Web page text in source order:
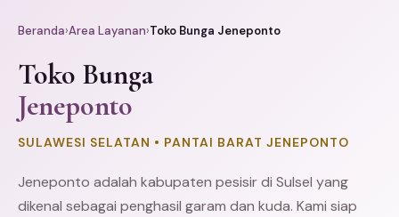
Beranda›Area Layanan›Toko Bunga Jeneponto
Toko Bunga
Jeneponto
SULAWESI SELATAN • PANTAI BARAT JENEPONTO
Jeneponto adalah kabupaten pesisir di Sulsel yang
dikenal sebagai penghasil garam dan kuda. Kami siap